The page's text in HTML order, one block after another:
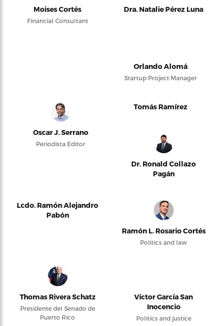
Moises Cortés
Financial Consultant
Dra. Natalie Pérez Luna
Orlando Alomá
Startup Project Manager
Oscar J. Serrano
Periodista Editor
Tomás Ramírez
Dr. Ronald Collazo
Pagán
Lcdo. Ramón Alejandro
Pabón
Ramón L. Rosario Cortés
Politics and law
Thomas Rivera Schatz
Presidente del Senado de
Puerto Rico
Víctor García San
Inocencio
Politics and justice